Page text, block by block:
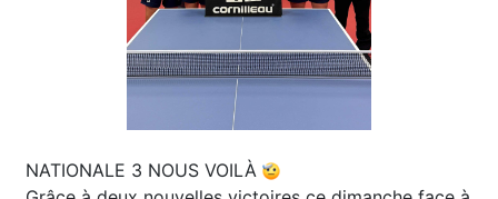
NATIONALE 3 NOUS VOILÀ